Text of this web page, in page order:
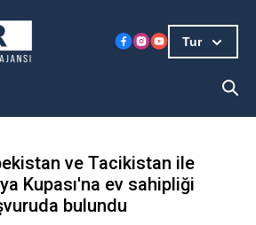
Tur
ve Tacikistan ile
Kupası'na ev sahipliği
bulundu